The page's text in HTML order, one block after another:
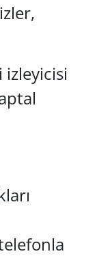
izleyicisi